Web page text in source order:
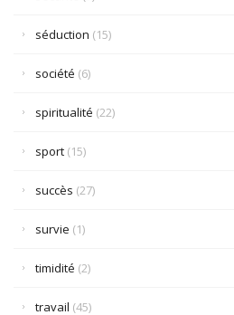
séduction (15)
société (6)
spiritualité (22)
sport (15)
succès (27)
survie (1)
timidité (2)
travail (45)